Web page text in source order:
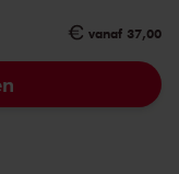
vanaf 37,00